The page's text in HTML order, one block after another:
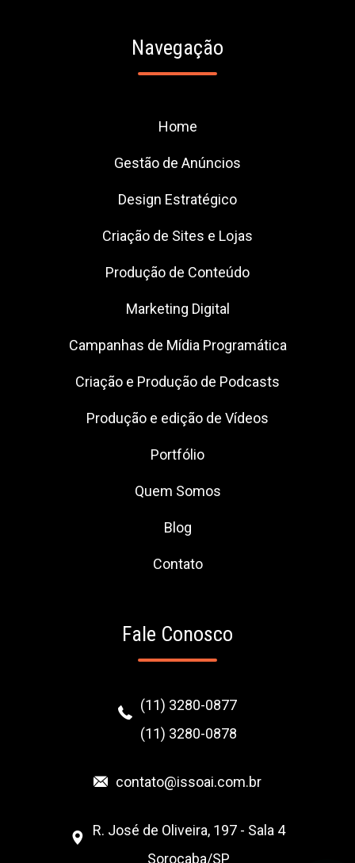
Navegação
Home
Gestão de Anúncios
Design Estratégico
Criação de Sites e Lojas
Produção de Conteúdo
Marketing Digital
Campanhas de Mídia Programática
Criação e Produção de Podcasts
Produção e edição de Vídeos
Portfólio
Quem Somos
Blog
Contato
Fale Conosco
(11) 3280-0877
(11) 3280-0878
contato@issoai.com.br
R. José de Oliveira, 197 - Sala 4
Sorocaba/SP